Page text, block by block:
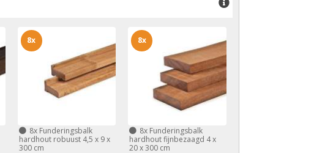
8xFunderingsbalk
hardhout robuust 4,5 x 9 x
300 cm
8x
8x Funderingsbalk
hardhout fijnbezaagd 4 x
20 x 300 cm
8x